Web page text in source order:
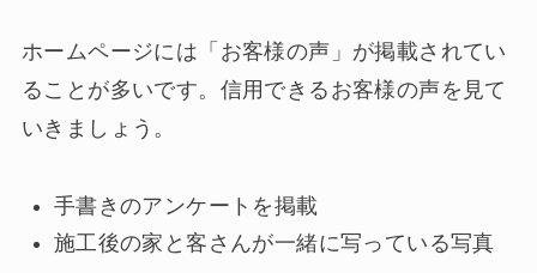
ホームページには「お客様の声」が掲載されてい
ることが多いです。信用できるお客様の声を見て
いきましょう。
手書きのアンケートを掲載
施工後の家と客さんが一緒に写っている写真